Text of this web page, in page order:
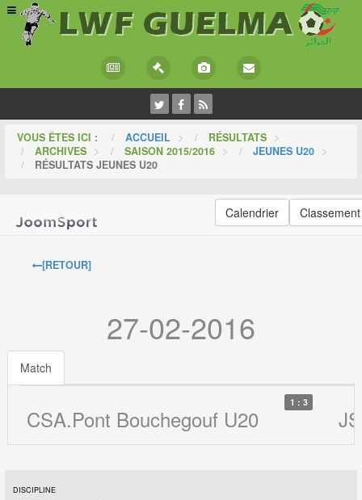
VOUS ÊTES ICI : ACCUEIL > RÉSULTATS >
ARCHIVES > SAISON 2015/2016 > JEUNES U20 >
RÉSULTATS JEUNES U20
Calendrier Classement
[RETOUR]
27-02-2016
Match
CSA.Pont Bouchegouf U20
1 : 3
DISCIPLINE